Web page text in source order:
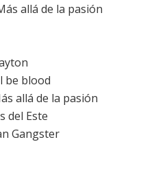
allá de la pasión
be blood
allá de la pasión
del Este
Gangster